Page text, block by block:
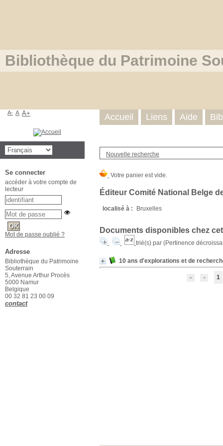
Bibliothèque du Patrimoine
Nouvelle recherche
Éditeur Comité National Belge
localisé à : Bruxelles
Documents disponibles chez
trié(s) par (Pertinence
10 ans d'explorations et de
1
Accueil Liens Aide
A- A A+
Se connecter
accéder à votre compte de
lecteur
Mot de passe oublié ?
Adresse
Bibliothèque du Patrimoine
Souterrain
5, Avenue Arthur Procès
5000 Namur
Belgique
00 32 81 23 00 09
contact